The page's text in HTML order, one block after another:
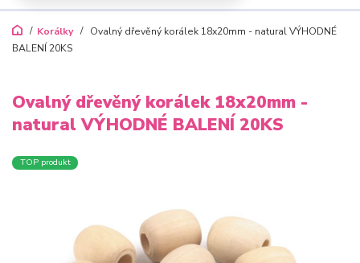
Korálky
Ovalný dřevěný korálek 18x20mm - natural VÝHODNÉ
BALENÍ 20KS
Ovalný dřevěný korálek 18x20mm -
natural VÝHODNÉ BALENÍ 20KS
TOP produkt